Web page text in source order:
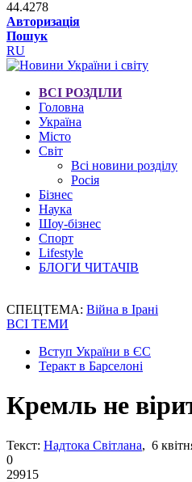
44.4278
Авторизація
Пошук
RU
ВСІ РОЗДІЛИ
Головна
Україна
Місто
Світ
Всі новини розділу
Росія
Бізнес
Наука
Шоу-бізнес
Спорт
Lifestyle
БЛОГИ ЧИТАЧІВ
СПЕЦТЕМА: Війна в Ірані
ВСІ ТЕМИ
Вступ України в ЄС
Теракт в Барселоні
Кремль не
Текст: Надтока Світлана, 6
0
29915